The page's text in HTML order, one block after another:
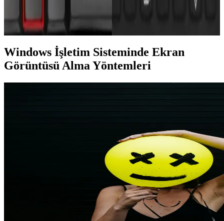
Farklı cihazlarda ekran görüntüsü alma yöntemleri, tuş
kombinasyonları ve ipuçlarıyla ilgili güncel bilgiler. Mobil ve
bilgisayar kullanıcıları için pratik çözümler sunar.
Windows İşletim Sisteminde Ekran
Görüntüsü Alma Yöntemleri